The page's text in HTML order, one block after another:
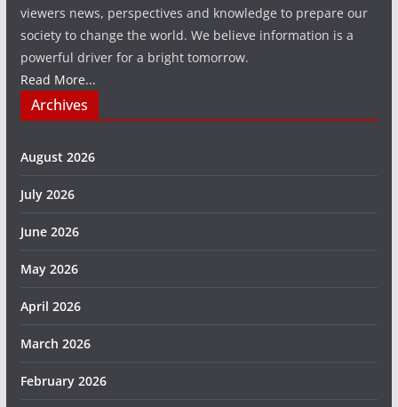
viewers news, perspectives and knowledge to prepare our
society to change the world. We believe information is a
powerful driver for a bright tomorrow.
Read More...
Archives
August 2026
July 2026
June 2026
May 2026
April 2026
March 2026
February 2026